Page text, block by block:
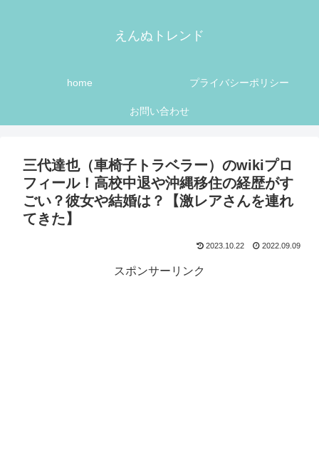
えんぬトレンド
home プライバシーポリシー
お問い合わせ
三代達也（車椅子トラベラー）のwikiプロ
フィール！高校中退や沖縄移住の経歴がす
ごい？彼女や結婚は？【激レアさんを連れ
てきた】
2023.10.22 2022.09.09
スポンサーリンク